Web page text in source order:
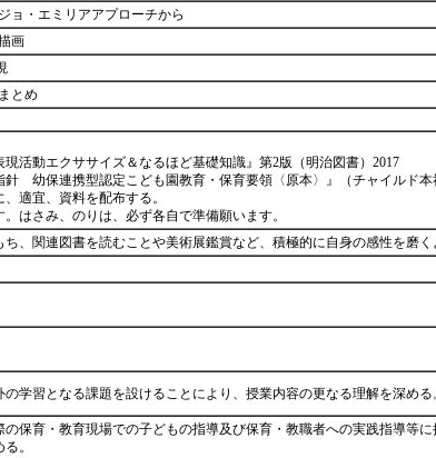
ョ・エミリアアプローチから
画
とめ
活動エクササイズ＆なるほど基礎知識』第2版（明治図書）2017
幼保連携型認定こども園教育・保育要領〈原本〉』（チャイルド本
適宜、資料を配布する。
はさみ、のりは、必ず各自で準備願います。
、関連図書を読むことや美術展鑑賞など、積極的に自身の感性を磨く
学習となる課題を設けることにより、授業内容の更なる理解を深める
保育・教育現場での子どもの指導及び保育・教職者への実践指導等
。